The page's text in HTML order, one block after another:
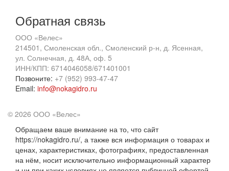
Обратная связь
ООО «Велес»
214501, Смоленская обл., Смоленский р-н, д. Ясенная,
ул. Солнечная, д. 48А, оф. 5
ИНН/КПП: 6714046058/671401001
Позвоните: +7 (952) 993-47-47
Email: info@nokagidro.ru
© 2026 ООО «Велес»
Обращаем ваше внимание на то, что сайт
https://nokagidro.ru/, а также вся информация о товарах и
ценах, характеристиках, фотографиях, предоставленная
на нём, носит исключительно информационный характер